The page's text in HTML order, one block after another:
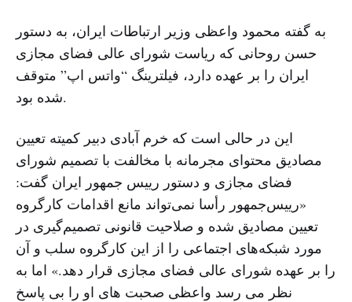
به گفته محمود واعظی وزیر ارتباطات ایران، به دستور
حسن روحانی که ریاست شورای عالی فضای مجازی
ایران را بر عهده دارد، فیلترینگ “واتس اپ” متوقف
شده بود.
این در حالی است که خرم آبادی دبیر کمیته تعیین
مصادیق محتوای مجرمانه با مخالفت با تصمیم شورای
فضای مجازی و دستور رییس جمهور ایران گفت:
«رییس‌جمهور رأسا نمی‌تواند مانع اقدامات کارگروه
تعیین مصادیق شده و صلاحیت قانونی تصمیم‌گیری در
مورد شبکه‌های اجتماعی را از این کارگروه سلب و آن
را بر عهده شورای عالی فضای مجازی قرار دهد.» اما به
نظر می رسد واعظی صحبت های او را بی پاسخ